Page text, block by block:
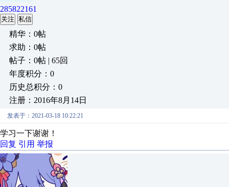
285822161
关注 私信
精华：0帖
求助：0帖
帖子：0帖 | 65回
年度积分：0
历史总积分：0
注册：2016年8月14日
发表于：2021-03-18 10:22:21
学习一下谢谢！
回复 引用 举报